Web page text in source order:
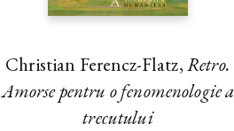
Christian Ferencz-Flatz,Retro.
Amorse pentru o fenomenologie a
trecutului